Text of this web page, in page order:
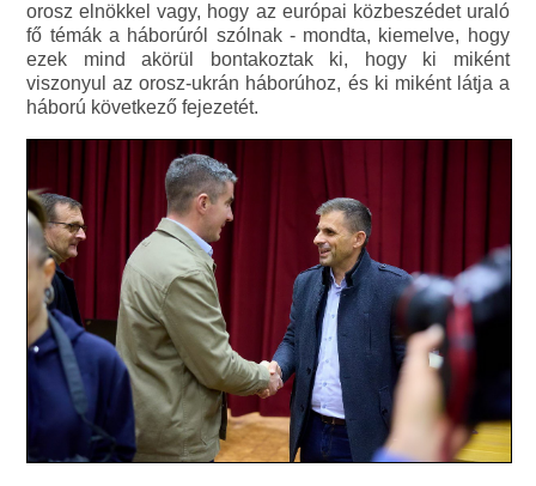
orosz elnökkel vagy, hogy az európai közbeszédet uraló
fő témák a háborúról szólnak - mondta, kiemelve, hogy
ezek mind akörül bontakoztak ki, hogy ki miként
viszonyul az orosz-ukrán háborúhoz, és ki miként látja a
háború következő fejezetét.